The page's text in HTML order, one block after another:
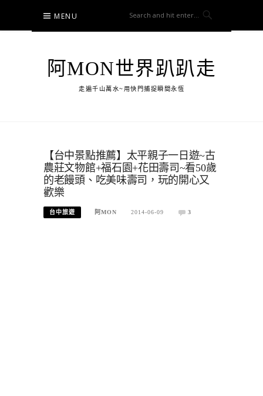
content
MENU
阿MON世界趴趴走
走遍千山萬水~用快門捕捉瞬間永恆
【台中景點推薦】太平親子一日遊~古
農莊文物館+福石園+花田壽司~看50歲
的老饅頭、吃美味壽司，玩的開心又
歡樂
台中旅遊 阿MON 2014-06-09 3